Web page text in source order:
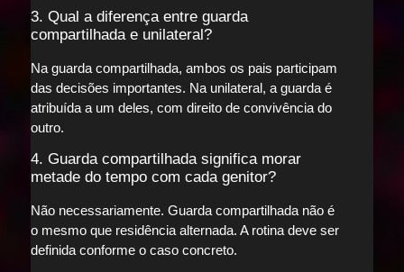
3. Qual a diferença entre guarda
compartilhada e unilateral?
Na guarda compartilhada, ambos os pais participam
das decisões importantes. Na unilateral, a guarda é
atribuída a um deles, com direito de convivência do
outro.
4. Guarda compartilhada significa morar
metade do tempo com cada genitor?
Não necessariamente. Guarda compartilhada não é
o mesmo que residência alternada. A rotina deve ser
definida conforme o caso concreto.